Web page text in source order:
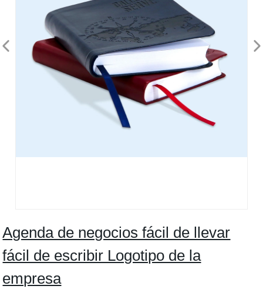
Agenda de negocios fácil de llevar
fácil de escribir Logotipo de la
empresa